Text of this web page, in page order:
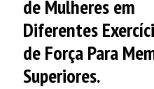
de Mulheres em
Diferentes
de Força Para
Superiores.